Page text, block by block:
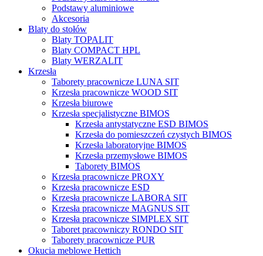
Podstawy aluminiowe
Akcesoria
Blaty do stołów
Blaty TOPALIT
Blaty COMPACT HPL
Blaty WERZALIT
Krzesła
Taborety pracownicze LUNA SIT
Krzesła pracownicze WOOD SIT
Krzesła biurowe
Krzesła specjalistyczne BIMOS
Krzesła antystatyczne ESD BIMOS
Krzesła do pomieszczeń czystych BIMOS
Krzesła laboratoryjne BIMOS
Krzesła przemysłowe BIMOS
Taborety BIMOS
Krzesła pracownicze PROXY
Krzesła pracownicze ESD
Krzesła pracownicze LABORA SIT
Krzesła pracownicze MAGNUS SIT
Krzesła pracownicze SIMPLEX SIT
Taboret pracowniczy RONDO SIT
Taborety pracownicze PUR
Okucia meblowe Hettich